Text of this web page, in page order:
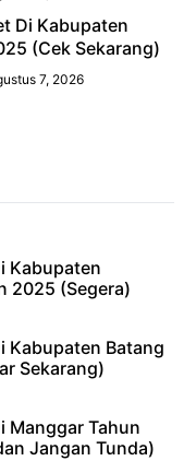
Di Kabupaten
(Cek Sekarang)
7, 2026
Kabupaten
2025 (Segera)
Kabupaten Batang
Sekarang)
Manggar Tahun
Jangan Tunda)